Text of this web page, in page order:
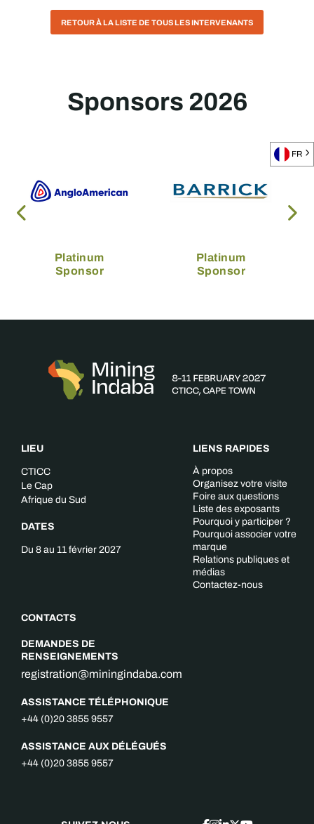
RETOUR À LA LISTE DE TOUS LES INTERVENANTS
Sponsors 2026
Platinum
Sponsor
Platinum
Sponsor
LIEU
CTICC
Le Cap
Afrique du Sud
DATES
Du 8 au 11 février 2027
CONTACTS
DEMANDES DE
RENSEIGNEMENTS
registration@miningindaba.com
ASSISTANCE TÉLÉPHONIQUE
+44 (0)20 3855 9557
ASSISTANCE AUX DÉLÉGUÉS
+44 (0)20 3855 9557
LIENS RAPIDES
À propos
Organisez votre visite
Foire aux questions
Liste des exposants
Pourquoi y participer ?
Pourquoi associer votre
marque
Relations publiques et
médias
Contactez-nous
FR